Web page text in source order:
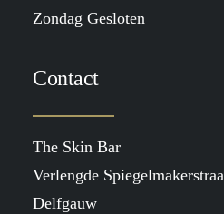
Zondag Gesloten
Contact
The Skin Bar
Verlengde
Delfgauw